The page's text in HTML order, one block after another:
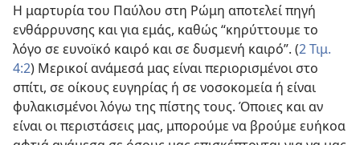
Η μαρτυρία του Παύλου στη Ρώμη αποτελεί πηγή
ενθάρρυνσης και για εμάς, καθώς “κηρύττουμε το
λόγο σε ευνοϊκό καιρό και σε δυσμενή καιρό”. (2 Τιμ.
4:2) Μερικοί ανάμεσά μας είναι περιορισμένοι στο
σπίτι, σε οίκους ευγηρίας ή σε νοσοκομεία ή είναι
φυλακισμένοι λόγω της πίστης τους. Όποιες και αν
είναι οι περιστάσεις μας, μπορούμε να βρούμε ευήκοα